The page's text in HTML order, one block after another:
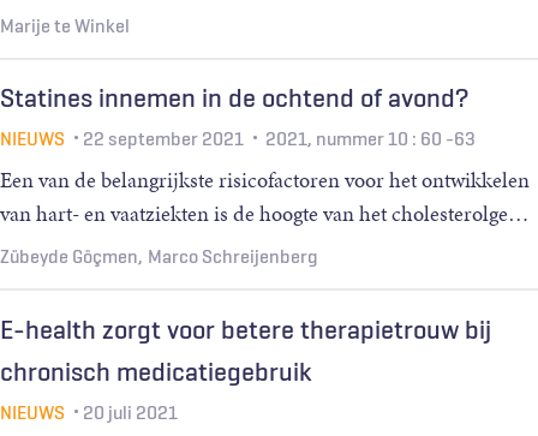
Marije te Winkel
Statines innemen in de ochtend of avond?
NIEUWS 22 september 2021 2021, nummer 10 : 60 -63
Een van de belangrijkste risicofactoren voor het ontwikkelen
van hart- en vaatziekten is de hoogte van het cholesterolge…
Zübeyde Göçmen Marco Schreijenberg
E-health zorgt voor betere therapietrouw bij
chronisch medicatiegebruik
NIEUWS 20 juli 2021